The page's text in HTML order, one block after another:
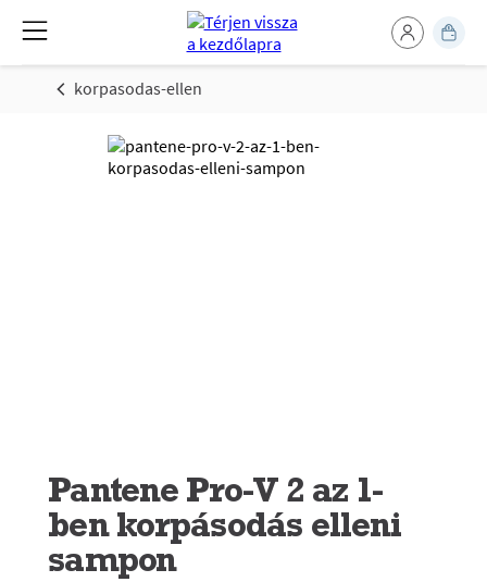
korpasodas-ellen
Pantene Pro-V 2 az 1-
ben korpásodás elleni
sampon